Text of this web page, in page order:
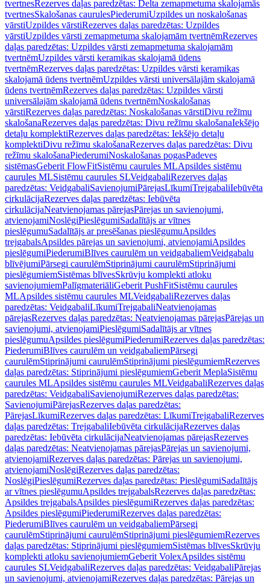
tvertnesRezerves daļas paredzētas: Delta zemapmetuma skalojamās
tvertnesSkalošanas caurulesPiederumiUzpildes un noskalošanas
vārstiUzpildes vārstiRezerves daļas paredzētas: Uzpildes
vārstiUzpildes vārsti zemapmetuma skalojamām tvertnēmRezerves
daļas paredzētas: Uzpildes vārsti zemapmetuma skalojamām
tvertnēmUzpildes vārsti keramikas skalojamā ūdens
tvertnēmRezerves daļas paredzētas: Uzpildes vārsti keramikas
skalojamā ūdens tvertnēmUzpildes vārsti universālajām skalojamā
ūdens tvertnēmRezerves daļas paredzētas: Uzpildes vārsti
universālajām skalojamā ūdens tvertnēmNoskalošanas
vārstiRezerves daļas paredzētas: Noskalošanas vārstiDivu režīmu
skalošanaRezerves daļas paredzētas: Divu režīmu skalošanaIekšējo
detaļu komplektiRezerves daļas paredzētas: Iekšējo detaļu
komplektiDivu režīmu skalošanaRezerves daļas paredzētas: Divu
režīmu skalošanaPiederumiNoskalošanas pogasPadeves
sistēmasGeberit FlowFitSistēmu caurules MLApsildes sistēmu
caurules MLSistēmu caurules SLVeidgabaliRezerves daļas
paredzētas: VeidgabaliSavienojumiPārejasLīkumiTrejgabaliIebūvēta
cirkulācijaRezerves daļas paredzētas: Iebūvēta
cirkulācijaNeatvienojamas pārejasPārejas un savienojumi,
atvienojamiNoslēgiPieslēgumiSadalītājs ar vītnes
pieslēgumuSadalītājs ar presēšanas pieslēgumuApsildes
trejgabalsApsildes pārejas un savienojumi, atvienojamiApsildes
pieslēgumiPiederumiBlīves caurulēm un veidgabaliemVeidgabalu
blīvējumiPārsegi caurulēmStiprinājumi caurulēmStiprinājumi
pieslēgumiemSistēmas blīvesSkrūvju komplekti atloku
savienojumiemPalīgmateriāliGeberit PushFitSistēmu caurules
MLApsildes sistēmu caurules MLVeidgabaliRezerves daļas
paredzētas: VeidgabaliLīkumiTrejgabaliNeatvienojamas
pārejasRezerves daļas paredzētas: Neatvienojamas pārejasPārejas un
savienojumi, atvienojamiPieslēgumiSadalītājs ar vītnes
pieslēgumuApsildes pieslēgumiPiederumiRezerves daļas paredzētas:
PiederumiBlīves caurulēm un veidgabaliemPārsegi
caurulēmStiprinājumi caurulēmStiprinājumi pieslēgumiemRezerves
daļas paredzētas: Stiprinājumi pieslēgumiemGeberit MeplaSistēmu
caurules MLApsildes sistēmu caurules MLVeidgabaliRezerves daļas
paredzētas: VeidgabaliSavienojumiRezerves daļas paredzētas:
SavienojumiPārejasRezerves daļas paredzētas:
PārejasLīkumiRezerves daļas paredzētas: LīkumiTrejgabaliRezerves
daļas paredzētas: TrejgabaliIebūvēta cirkulācijaRezerves daļas
paredzētas: Iebūvēta cirkulācijaNeatvienojamas pārejasRezerves
daļas paredzētas: Neatvienojamas pārejasPārejas un savienojumi,
atvienojamiRezerves daļas paredzētas: Pārejas un savienojumi,
atvienojamiNoslēgiRezerves daļas paredzētas:
NoslēgiPieslēgumiRezerves daļas paredzētas: PieslēgumiSadalītājs
ar vītnes pieslēgumuApsildes trejgabalsRezerves daļas paredzētas:
Apsildes trejgabalsApsildes pieslēgumiRezerves daļas paredzētas:
Apsildes pieslēgumiPiederumiRezerves daļas paredzētas:
PiederumiBlīves caurulēm un veidgabaliemPārsegi
caurulēmStiprinājumi caurulēmStiprinājumi pieslēgumiemRezerves
daļas paredzētas: Stiprinājumi pieslēgumiemSistēmas blīvesSkrūvju
komplekti atloku savienojumiemGeberit VolexApsildes sistēmu
caurules SLVeidgabaliRezerves daļas paredzētas: VeidgabaliPārejas
un savienojumi, atvienojamiRezerves daļas paredzētas: Pārejas un